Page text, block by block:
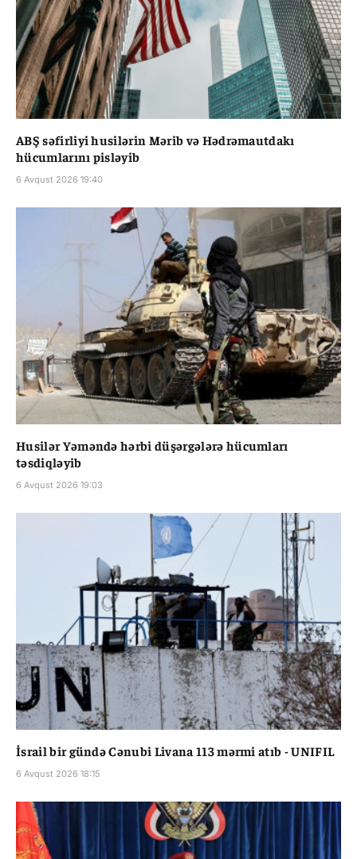
ABŞ səfirliyi husilərin Mərib və Hədrəmautdakı
hücumlarını pisləyib
6 Avqust 2026 19:40
Husilər Yəməndə hərbi düşərgələrə hücumları
təsdiqləyib
6 Avqust 2026 19:03
İsrail bir gündə Cənubi Livana 113 mərmi atıb - UNIFIL
6 Avqust 2026 18:15